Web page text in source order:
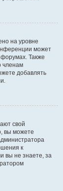
на уровне
может
Также
членам
добавлять
свой
вы можете
к
вы не знаете, за